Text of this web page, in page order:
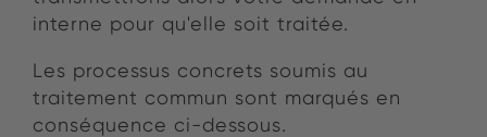
interne pour qu'elle soit traitée.
Les processus concrets soumis au
traitement commun sont marqués en
conséquence ci-dessous.